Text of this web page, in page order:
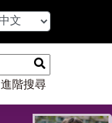
進階搜尋
【7/31】